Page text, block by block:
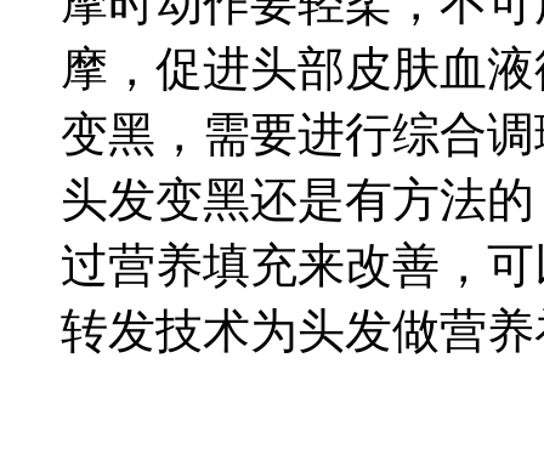
摩，促进头部皮肤血
变黑，需要进行综合
头发变黑还是有方法
过营养填充来改善，
转发技术为头发做营